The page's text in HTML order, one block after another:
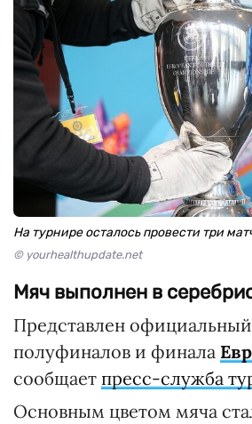
На турнире осталось провести три
© yourhealthupdate.net
Мяч выполнен в
Представлен
полуфиналов и финала
сообщает пресс-служба
Основным цветом мяча